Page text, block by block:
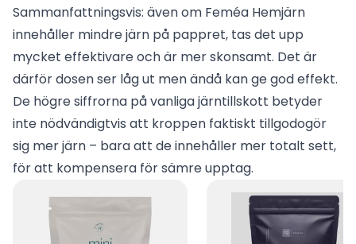
Sammanfattningsvis: även om Feméa Hemjärn
innehåller mindre järn på pappret, tas det upp
mycket effektivare och är mer skonsamt. Det är
därför dosen ser låg ut men ändå kan ge god effekt.
De högre siffrorna på vanliga järntillskott betyder
inte nödvändigtvis att kroppen faktiskt tillgodogör
sig mer järn – bara att de innehåller mer totalt sett,
för att kompensera för sämre upptag.